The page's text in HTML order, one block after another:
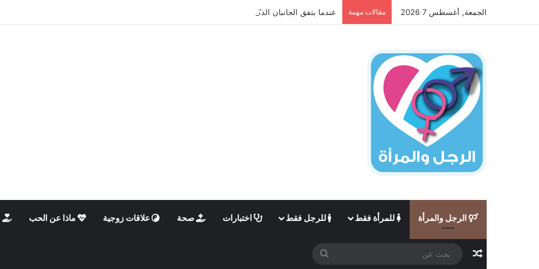
الجمعة, أغسطس 7 2026 مقالات مهمة عندما يتفق الجانبان الذكوري والأنثوي داخلنا، ما الذي يحدث؟
الرجل والمرأة للمرأة فقط للرجل فقط اختبارات صحة علاقات زوجية ماذا عن الحب
مقال عشوائي
بحث